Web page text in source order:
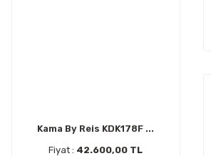
Kama By Reis KDK178F ...
Fiyat : 42.600,00 TL